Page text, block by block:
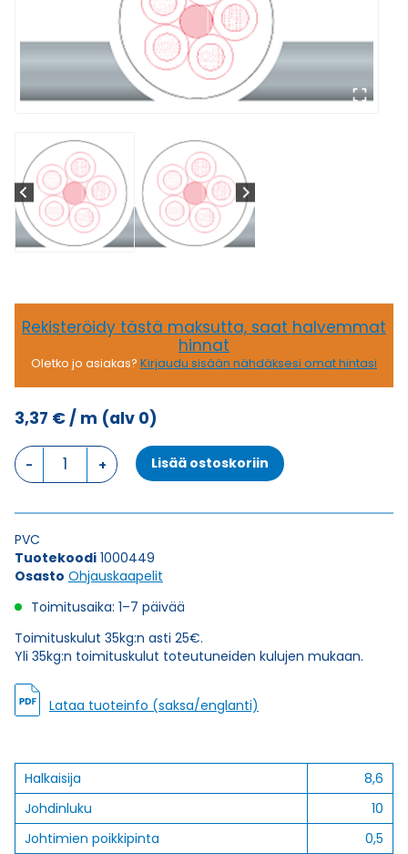
Rekisteröidy tästä maksutta, saat halvemmat
hinnat
Oletko jo asiakas? Kirjaudu sisään nähdäksesi omat hintasi
3,37 €/ m (alv 0)
Ohjauskaapeli
ÖPVC-
10G0,5
Lisää ostoskoriin
PVC
Tuotekoodi 1000449
Osasto Ohjauskaapelit
Toimitusaika: 1–7 päivää
Toimituskulut 35kg:n asti 25€.
Yli 35kg:n toimituskulut toteutuneiden kulujen mukaan.
Lataa tuoteinfo (saksa/englanti)
Halkaisija
8,6
Johdinluku
10
Johtimien poikkipinta
0,5